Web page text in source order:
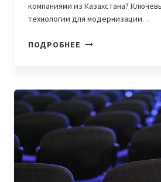
компаниями из Казахстана?
технологии для модернизации…
ПОДРОБНЕЕ ТРЕНДЫ
КАЗАХСТАНЕ